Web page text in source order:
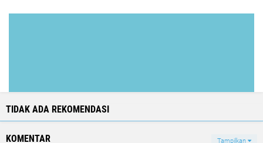
TIDAK ADA REKOMENDASI
KOMENTAR Tampilkan